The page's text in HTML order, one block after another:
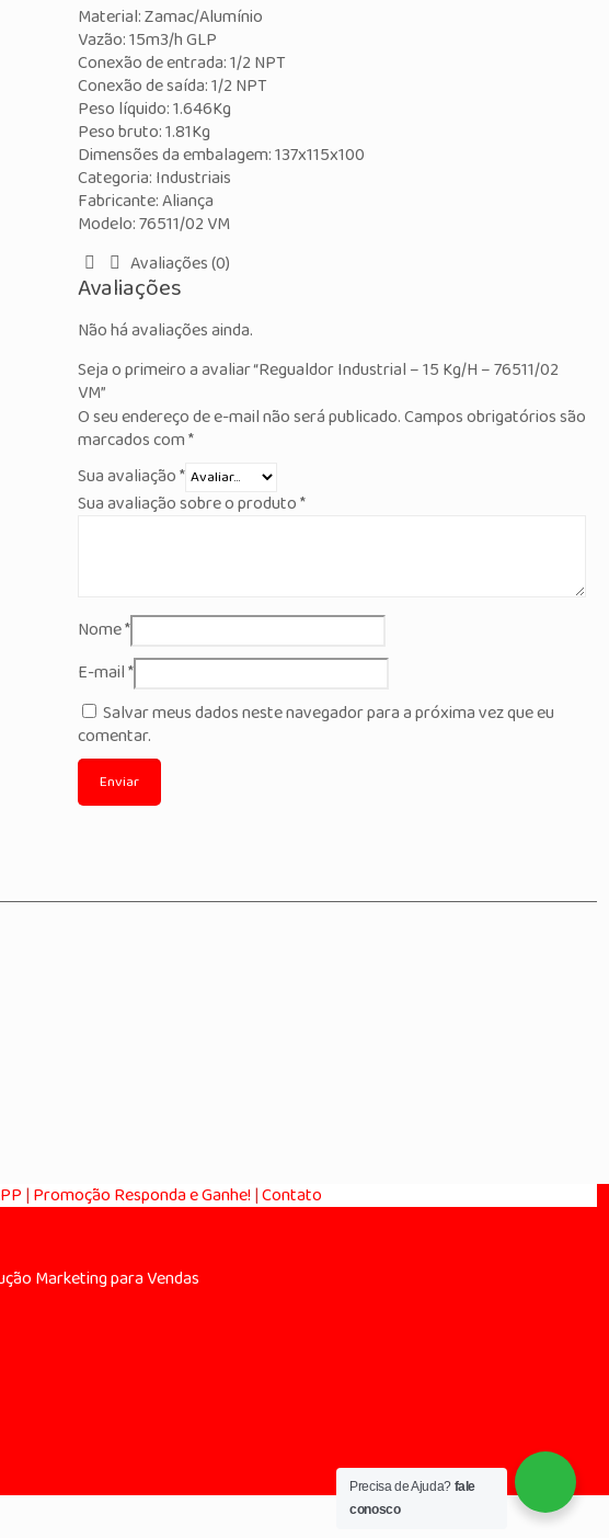
Material: Zamac/Alumínio
Vazão: 15m3/h GLP
Conexão de entrada: 1/2 NPT
Conexão de saída: 1/2 NPT
Peso líquido: 1.646Kg
Peso bruto: 1.81Kg
Dimensões da embalagem: 137x115x100
Categoria: Industriais
Fabricante: Aliança
Modelo: 76511/02 VM
Avaliações (0)
Avaliações
Não há avaliações ainda.
Seja o primeiro a avaliar “Regualdor Industrial – 15 Kg/H – 76511/02
VM”
O seu endereço de e-mail não será publicado.Campos obrigatórios são
marcados com*
Sua avaliação*
Sua avaliação sobre o produto*
Nome*
E-mail*
Salvar meus dados neste navegador para a próxima vez que eu
comentar.
|Promoção Responda e Ganhe!|Contato
Marketing para Vendas
Precisa de Ajuda? fale
conosco